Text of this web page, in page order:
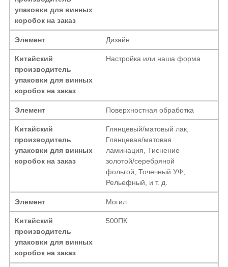
упаковки для винных
коробок на заказ
Элемент Дизайн
Китайский
производитель
упаковки для винных
коробок на заказ
Настройка или наша форма
Элемент Поверхностная обработка
Китайский
производитель
упаковки для винных
коробок на заказ
Глянцевый/матовый лак,
Глянцевая/матовая
ламинация, Тиснение
золотой/серебряной
фольгой, Точечный УФ,
Рельефный, и т. д.
Элемент Могил
Китайский
производитель
упаковки для винных
коробок на заказ
500ПК